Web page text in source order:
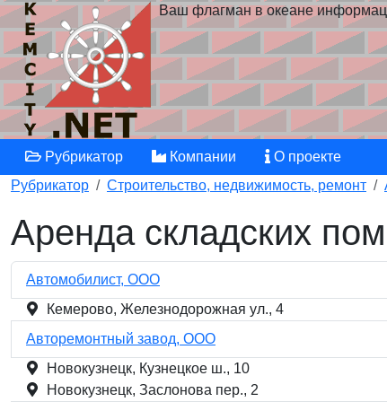
Ваш флагман в океане
Рубрикатор Компании
О проекте
Рубрикатор
Строительство, недвижимость, ремонт
Аренда складских
Автомобилист, ООО
Кемерово, Железнодорожная ул., 4
Авторемонтный завод, ООО
Новокузнецк, Кузнецкое ш., 10
Новокузнецк, Заслонова пер., 2